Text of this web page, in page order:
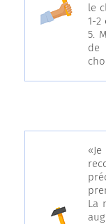
le
1-2
5.
de
La